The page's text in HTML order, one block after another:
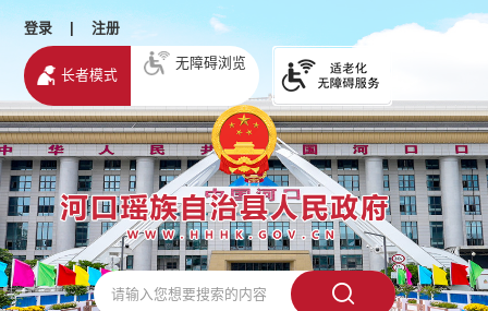
登录 | 注册
长者模式
无障碍浏览